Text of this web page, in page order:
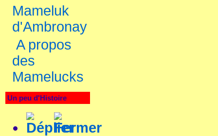
Mameluk
d'Ambronay
A propos
des
Mamelucks
Un peu d'Histoire